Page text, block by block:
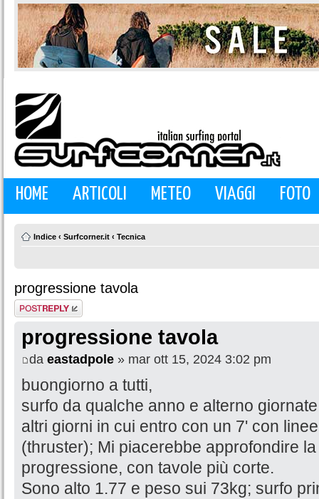
HOME ARTICOLI METEO VIAGGI FOTO
Indice ‹ Surfcorner.it ‹ Tecnica
progressione tavola
Rispondi al
messaggio
progressione tavola
da eastadpole » mar ott 15, 2024 3:02 pm
buongiorno a tutti,
surfo da qualche anno e alterno
altri giorni in cui entro con un 7' con
(thruster); Mi piacerebbe approfondire
progressione, con tavole più corte.
Sono alto 1.77 e peso sui 73kg; surfo